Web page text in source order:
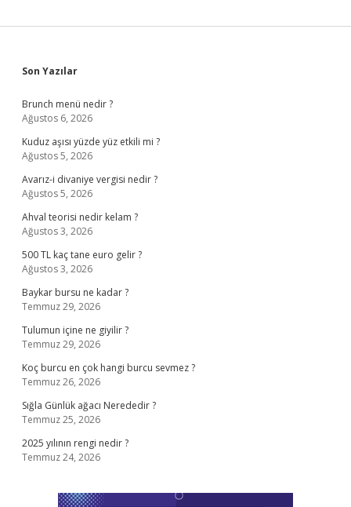
Sidebar
Son Yazılar
Brunch menü nedir ?
Ağustos 6, 2026
Kuduz aşısı yüzde yüz etkili mi ?
Ağustos 5, 2026
Avarız-i divaniye vergisi nedir ?
Ağustos 5, 2026
Ahval teorisi nedir kelam ?
Ağustos 3, 2026
500 TL kaç tane euro gelir ?
Ağustos 3, 2026
Baykar bursu ne kadar ?
Temmuz 29, 2026
Tulumun içine ne giyilir ?
Temmuz 29, 2026
Koç burcu en çok hangi burcu sevmez ?
Temmuz 26, 2026
Sığla Günlük ağacı Nerededir ?
Temmuz 25, 2026
2025 yılının rengi nedir ?
Temmuz 24, 2026